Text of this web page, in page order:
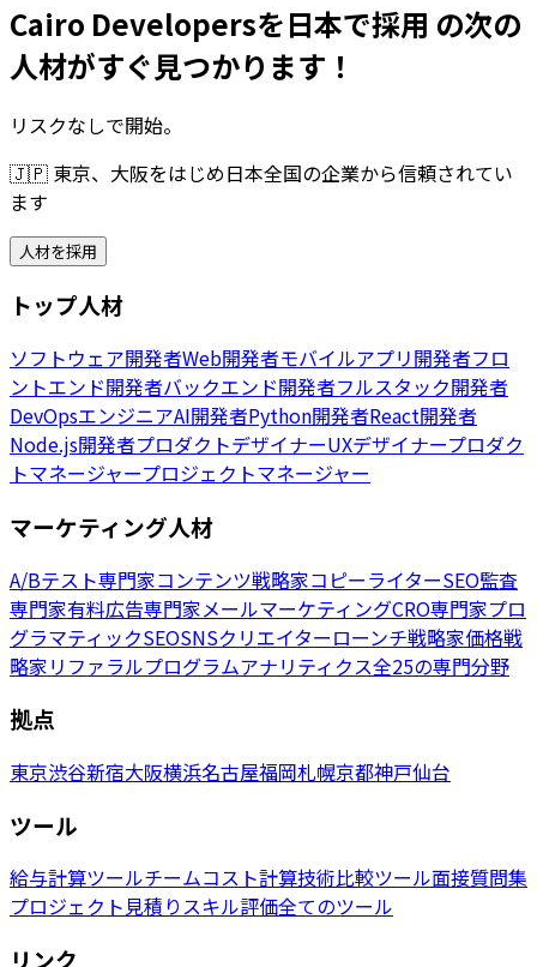
Cairo Developersを日本で採用 の次の
人材がすぐ見つかります！
リスクなしで開始。
🇯🇵 東京、大阪をはじめ日本全国の企業から信頼されてい
ます
人材を採用
トップ人材
ソフトウェア開発者Web開発者モバイルアプリ開発者フロ
ントエンド開発者バックエンド開発者フルスタック開発者
DevOpsエンジニアAI開発者Python開発者React開発者
Node.js開発者プロダクトデザイナーUXデザイナープロダク
トマネージャープロジェクトマネージャー
マーケティング人材
A/Bテスト専門家コンテンツ戦略家コピーライターSEO監査
専門家有料広告専門家メールマーケティングCRO専門家プロ
グラマティックSEOSNSクリエイターローンチ戦略家価格戦
略家リファラルプログラムアナリティクス全25の専門分野
拠点
東京渋谷新宿大阪横浜名古屋福岡札幌京都神戸仙台
ツール
給与計算ツールチームコスト計算技術比較ツール面接質問集
プロジェクト見積りスキル評価全てのツール
リンク